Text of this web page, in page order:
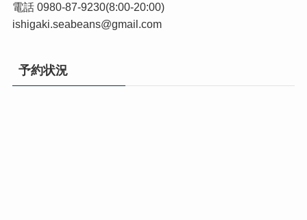
電話 0980-87-9230(8:00-20:00)
ishigaki.seabeans@gmail.com
予約状況